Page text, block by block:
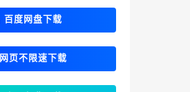
百度网盘下载
网页不限速下载